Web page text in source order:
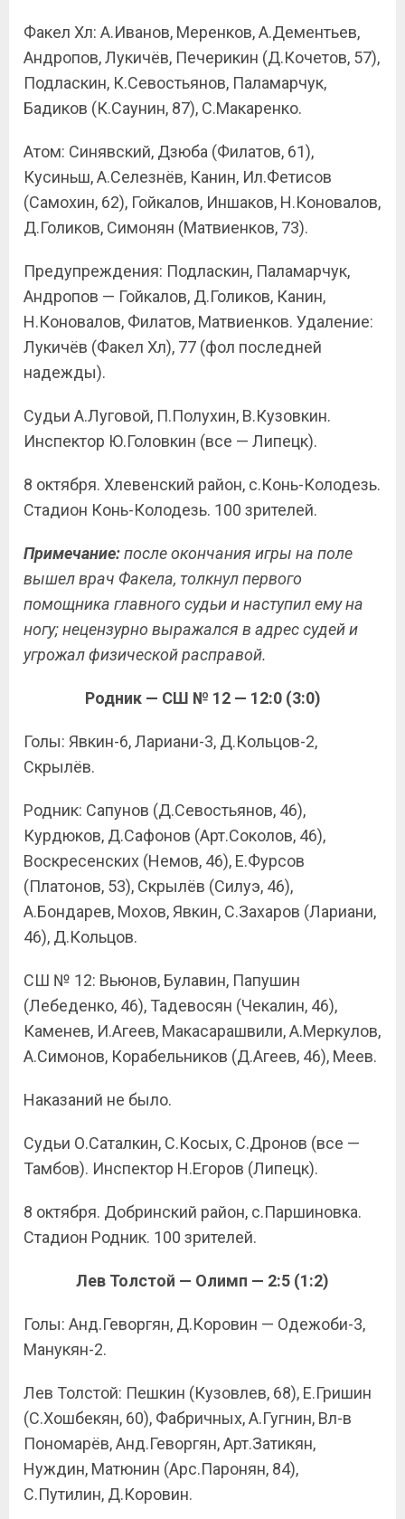
Факел Хл: А.Иванов, Меренков, А.Дементьев,
Андропов, Лукичёв, Печерикин (Д.Кочетов, 57),
Подласкин, К.Севостьянов, Паламарчук,
Бадиков (К.Саунин, 87), С.Макаренко.
Атом: Синявский, Дзюба (Филатов, 61),
Кусиньш, А.Селезнёв, Канин, Ил.Фетисов
(Самохин, 62), Гойкалов, Иншаков, Н.Коновалов,
Д.Голиков, Симонян (Матвиенков, 73).
Предупреждения: Подласкин, Паламарчук,
Андропов — Гойкалов, Д.Голиков, Канин,
Н.Коновалов, Филатов, Матвиенков. Удаление:
Лукичёв (Факел Хл), 77 (фол последней
надежды).
Судьи А.Луговой, П.Полухин, В.Кузовкин.
Инспектор Ю.Головкин (все — Липецк).
8 октября. Хлевенский район, с.Конь-Колодезь.
Стадион Конь-Колодезь. 100 зрителей.
Примечание:после окончания игры на поле
вышел врач Факела, толкнул первого
помощника главного судьи и наступил ему на
ногу; нецензурно выражался в адрес судей и
угрожал физической расправой.
Родник — СШ № 12 — 12:0 (3:0)
Голы: Явкин-6, Лариани-3, Д.Кольцов-2,
Скрылёв.
Родник: Сапунов (Д.Севостьянов, 46),
Курдюков, Д.Сафонов (Арт.Соколов, 46),
Воскресенских (Немов, 46), Е.Фурсов
(Платонов, 53), Скрылёв (Силуэ, 46),
А.Бондарев, Мохов, Явкин, С.Захаров (Лариани,
46), Д.Кольцов.
СШ № 12: Вьюнов, Булавин, Папушин
(Лебеденко, 46), Тадевосян (Чекалин, 46),
Каменев, И.Агеев, Макасарашвили, А.Меркулов,
А.Симонов, Корабельников (Д.Агеев, 46), Меев.
Наказаний не было.
Судьи О.Саталкин, С.Косых, С.Дронов (все —
Тамбов). Инспектор Н.Егоров (Липецк).
8 октября. Добринский район, с.Паршиновка.
Стадион Родник. 100 зрителей.
Лев Толстой — Олимп — 2:5 (1:2)
Голы: Анд.Геворгян, Д.Коровин — Одежоби-3,
Манукян-2.
Лев Толстой: Пешкин (Кузовлев, 68), Е.Гришин
(С.Хошбекян, 60), Фабричных, А.Гугнин, Вл-в
Пономарёв, Анд.Геворгян, Арт.Затикян,
Нуждин, Матюнин (Арс.Паронян, 84),
С.Путилин, Д.Коровин.